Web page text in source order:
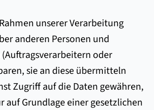
unserer Verarbeitung
anderen Personen und
oder
sie an diese übermitteln
Zugriff auf die Daten gewähren,
auf Grundlage einer gesetzlichen